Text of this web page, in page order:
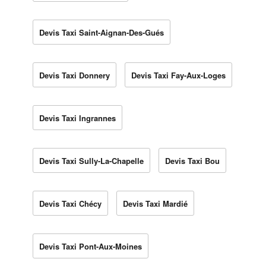
Devis Taxi Saint-Aignan-Des-Gués
Devis Taxi Donnery Devis Taxi Fay-Aux-Loges
Devis Taxi Ingrannes
Devis Taxi Sully-La-Chapelle Devis Taxi Bou
Devis Taxi Chécy Devis Taxi Mardié
Devis Taxi Pont-Aux-Moines